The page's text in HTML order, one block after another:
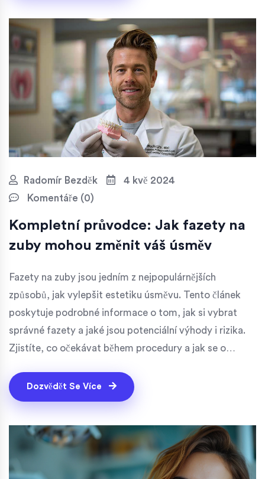
Radomír Bezděk
4 kvě 2024
Komentáře (0)
Kompletní průvodce: Jak fazety na
zuby mohou změnit váš úsměv
Fazety na zuby jsou jedním z nejpopulárnějších
způsobů, jak vylepšit estetiku úsměvu. Tento článek
poskytuje podrobné informace o tom, jak si vybrat
správné fazety a jaké jsou potenciální výhody i rizika.
Zjistíte, co očekávat během procedury a jak se o
možnostech financování a jak nalézt správného
stomatologa pro tento zákrok.
Dozvědět Se Více